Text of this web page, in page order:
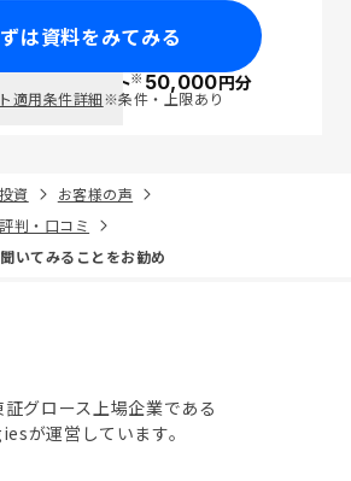
は資料をみてみる
ポイント※50,000円分
適用条件詳細※条件・上限あり
資
お客様の声
判・口コミ
いてみることをお勧め
証グロース上場企業である
が運営しています。